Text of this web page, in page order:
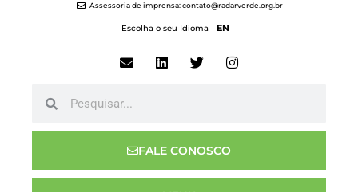
Assessoria de imprensa:contato@radarverde.org.br
Escolha o seu Idioma EN
FALE CONOSCO